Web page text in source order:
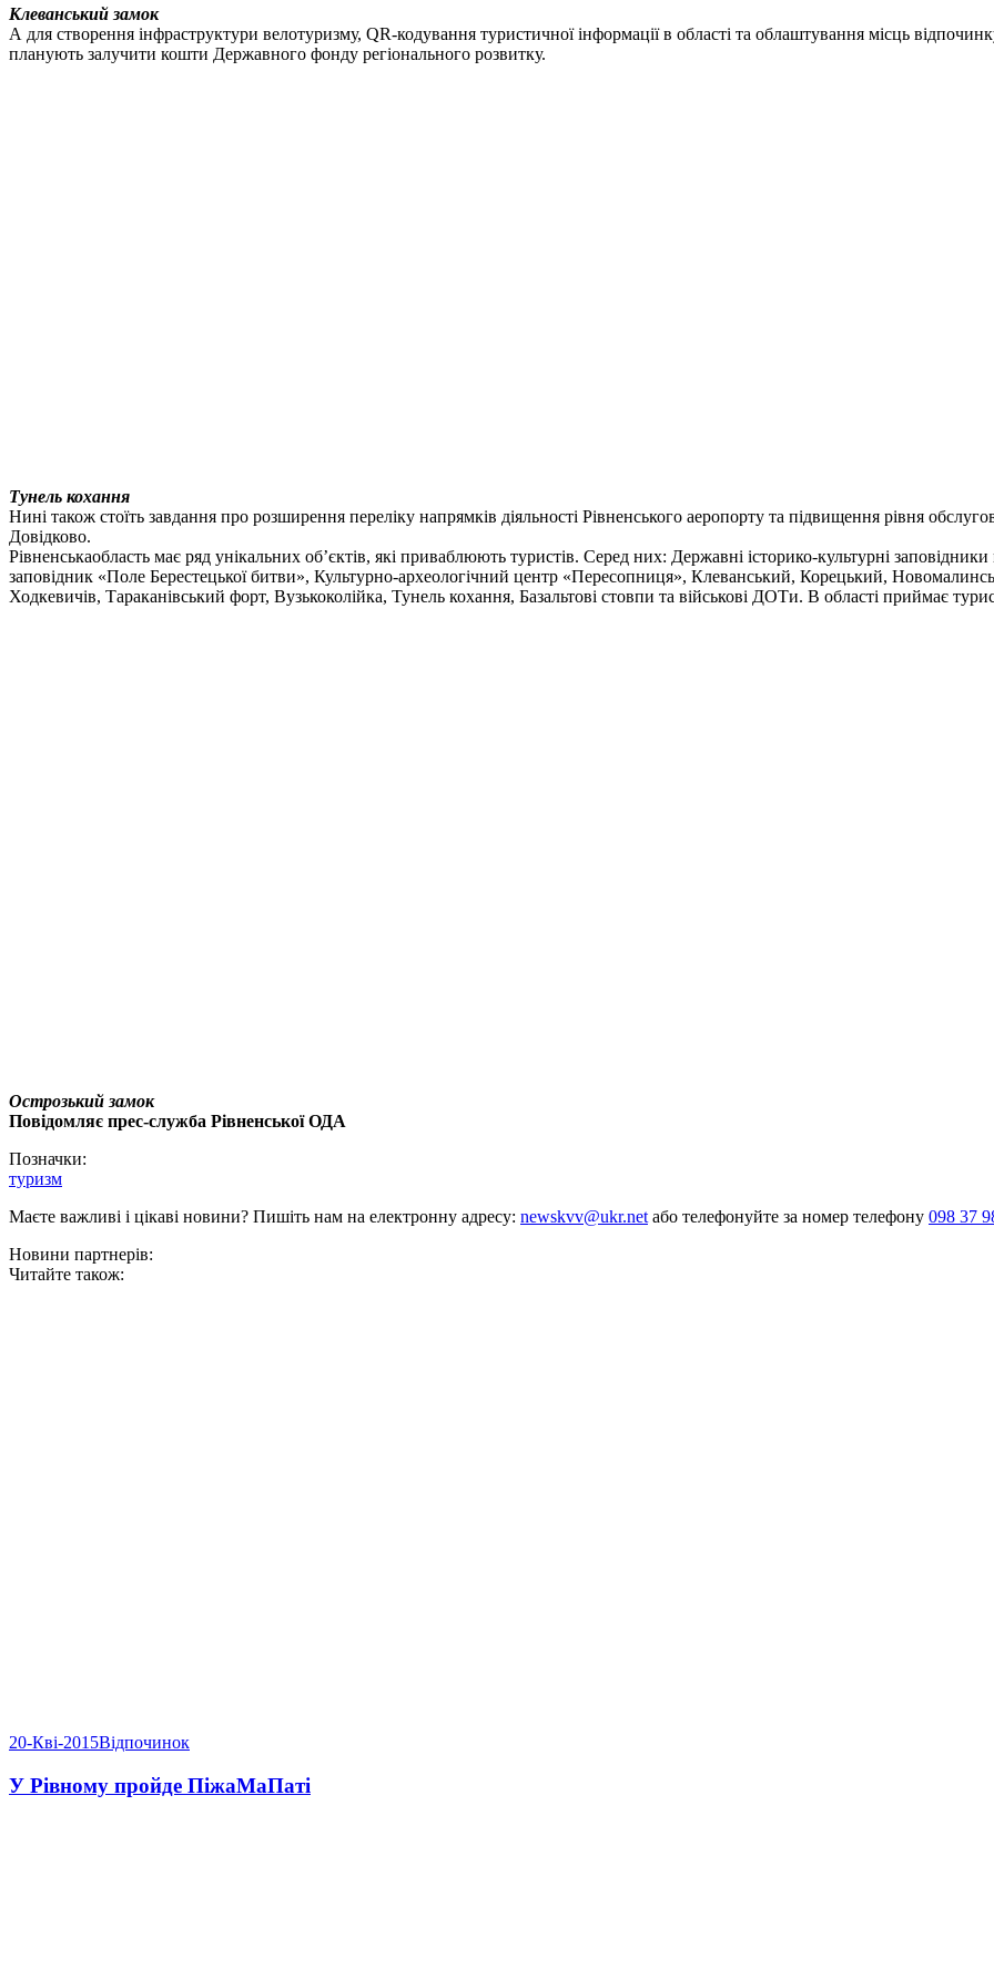
Клеванський замок
А для створення інфраструктури велотуризму, QR-кодування туристичної інформації в області та облаштування місць
планують залучити кошти Державного фонду регіонального розвитку.
Тунель кохання
Нині також стоїть завдання про розширення переліку напрямків діяльності Рівненського аеропорту та підвищення рівня
Довідково.
Рівненськаобласть має ряд унікальних об’єктів, які приваблюють туристів. Серед них: Державні історико-культурні
заповідник «Поле Берестецької битви», Культурно-археологічний центр «Пересопниця», Клеванський, Корецький,
Ходкевичів, Тараканівський форт, Вузькоколійка, Тунель кохання, Базальтові стовпи та військові ДОТи. В області приймає
Острозький замок
Повідомляє прес-служба Рівненської ОДА
Позначки:
туризм
Маєте важливі і цікаві новини? Пишіть нам на електронну адресу: newskvv@ukr.netабо телефонуйте за номер телефону 098 37
Новини партнерів:
Читайте також:
20-Кві-2015Відпочинок
У Рівному пройде ПіжаМаПаті